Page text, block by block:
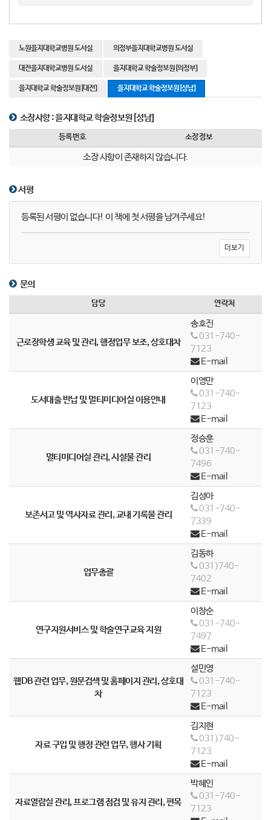
노원을지대학교병원 도서실 의정부을지대학교병원 도서실
대전을지대학교병원 도서실 을지대학교 학술정보원[의정부]
을지대학교 학술정보원[대전] 을지대학교 학술정보원[성남]
소장사항 :을지대학교 학술정보원[성남]
등록번호 소장정보
소장 사항이 존재하지 않습니다.
서평
등록된 서평이 없습니다! 이 책에 첫 서평을 남겨주세요!
더보기
문의
담당 연락처
근로장학생 교육 및 관리, 행정업무 보조, 상호대차
송호진
031-740-
7123
E-mail
도서대출 반납 및 멀티미디어실 이용안내
이영만
031-740-
7123
E-mail
멀티미디어실 관리, 시설물 관리
정승훈
031-740-
7496
E-mail
보존서고 및 역사자료 관리, 교내 기록물 관리
김성아
031-740-
7339
E-mail
업무총괄
김동하
031)740-
7402
E-mail
연구지원서비스 및 학술연구교육 지원
이창순
031-740-
7497
E-mail
웹DB 관련 업무, 원문검색 및 홈페이지 관리, 상호대
차
설민영
031-740-
7123
E-mail
자료 구입 및 행정 관련 업무, 행사 기획
김지현
031)740-
7123
E-mail
자료열람실 관리, 프로그램 점검 및 유지 관리, 편목
박혜인
031-740-
7123